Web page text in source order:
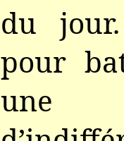
du
pour
une